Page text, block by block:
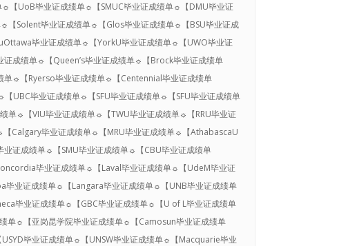
UoB毕业证成绩单☼【SMUC毕业证成绩单☼【DMU毕业证
Solent毕业证成绩单☼【Glos毕业证成绩单☼【BSU毕业证成
毕业证成绩单☼【YorkU毕业证成绩单☼【UWO毕业证
成绩单☼【Queen’s毕业证成绩单☼【Brock毕业证成绩单
☼【Ryerso毕业证成绩单☼【Centennial毕业证成绩单
毕业证成绩单☼【SFU毕业证成绩单☼【SFU毕业证成绩单
单☼【VIU毕业证成绩单☼【TWU毕业证成绩单☼【RRU毕业证
Calgary毕业证成绩单☼【MRU毕业证成绩单☼【AthabascaU
证成绩单☼【SMU毕业证成绩单☼【CBU毕业证成绩单
毕业证成绩单☼【Laval毕业证成绩单☼【UdeM毕业证
业证成绩单☼【Langara毕业证成绩单☼【UNB毕业证成绩单
毕业证成绩单☼【GBC毕业证成绩单☼【U of L毕业证成绩单
☼【亚岗昆学院毕业证成绩单☼【Camosun毕业证成绩单
毕业证成绩单☼【UNSW毕业证成绩单☼【Macquarie毕业